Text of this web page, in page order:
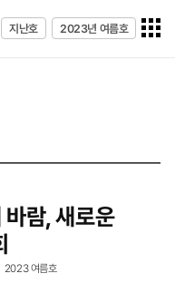
전체메
열기
지난호 2023년 여름호
바람, 새로운
2023 여름호